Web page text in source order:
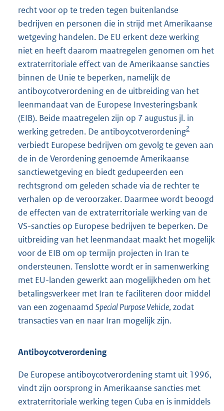
recht voor op te treden tegen buitenlandse
bedrijven en personen die in strijd met Amerikaanse
wetgeving handelen. De EU erkent deze werking
niet en heeft daarom maatregelen genomen om het
extraterritoriale effect van de Amerikaanse sancties
binnen de Unie te beperken, namelijk de
antiboycotverordening en de uitbreiding van het
leenmandaat van de Europese Investeringsbank
(EIB). Beide maatregelen zijn op 7 augustus jl. in
werking getreden. De antiboycotverordening2
verbiedt Europese bedrijven om gevolg te geven aan
de in de Verordening genoemde Amerikaanse
sanctiewetgeving en biedt gedupeerden een
rechtsgrond om geleden schade via de rechter te
verhalen op de veroorzaker. Daarmee wordt beoogd
de effecten van de extraterritoriale werking van de
VS-sancties op Europese bedrijven te beperken. De
uitbreiding van het leenmandaat maakt het mogelijk
voor de EIB om op termijn projecten in Iran te
ondersteunen. Tenslotte wordt er in samenwerking
met EU-landen gewerkt aan mogelijkheden om het
betalingsverkeer met Iran te faciliteren door middel
van een zogenaamd Special Purpose Vehicle, zodat
transacties van en naar Iran mogelijk zijn.
Antiboycotverordening
De Europese antiboycotverordening stamt uit 1996,
vindt zijn oorsprong in Amerikaanse sancties met
extraterritoriale werking tegen Cuba en is inmiddels